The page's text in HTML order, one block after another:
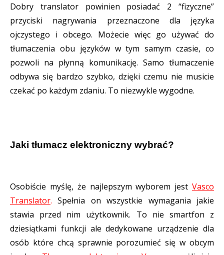
Dobry translator powinien posiadać 2 “fizyczne”
przyciski nagrywania przeznaczone dla języka
ojczystego i obcego. Możecie więc go używać do
tłumaczenia obu języków w tym samym czasie, co
pozwoli na płynną komunikację. Samo tłumaczenie
odbywa się bardzo szybko, dzięki czemu nie musicie
czekać po każdym zdaniu. To niezwykle wygodne.
Jaki tłumacz elektroniczny wybrać?
Osobiście myślę, że najlepszym wyborem jest Vasco
Translator. Spełnia on wszystkie wymagania jakie
stawia przed nim użytkownik. To nie smartfon z
dziesiątkami funkcji ale dedykowane urządzenie dla
osób które chcą sprawnie porozumieć się w obcym